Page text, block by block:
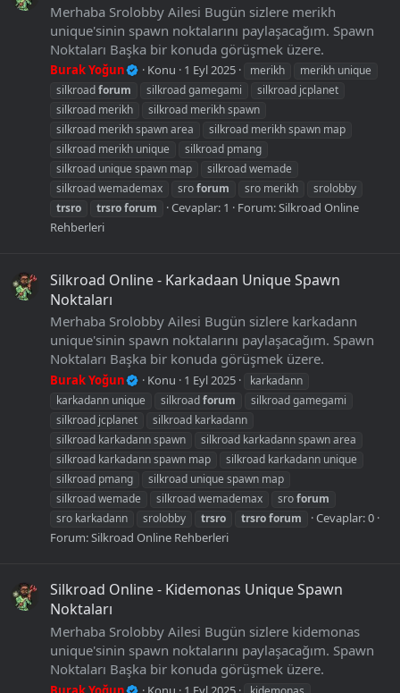
Merhaba Srolobby Ailesi Bugün sizlere merikh
unique'sinin spawn noktalarını paylaşacağım. Spawn
Noktaları Başka bir konuda görüşmek üzere.
Burak Yoğun Konu 1 Eyl 2025 merikh
merikh unique
silkroadforum silkroad gamegami
silkroad jcplanet
silkroad merikh
silkroad merikh spawn
silkroad merikh spawn area
silkroad merikh spawn map
silkroad merikh unique
silkroad pmang
silkroad unique spawn map
silkroad wemade
silkroad wemademax
sroforum sro merikh
srolobby
trsro
trsroforum Cevaplar: 1 Forum:Silkroad Online
Rehberleri
Silkroad Online - Karkadaan Unique Spawn
Noktaları
Merhaba Srolobby Ailesi Bugün sizlere karkadann
unique'sinin spawn noktalarını paylaşacağım. Spawn
Noktaları Başka bir konuda görüşmek üzere.
Burak Yoğun Konu 1 Eyl 2025
karkadann
karkadann unique
silkroadforum
silkroad gamegami
silkroad jcplanet
silkroad karkadann
silkroad karkadann spawn
silkroad karkadann spawn area
silkroad karkadann spawn map
silkroad karkadann unique
silkroad pmang
silkroad unique spawn map
silkroad wemade
silkroad wemademax sroforum
sro karkadann
srolobby trsro trsroforum
Cevaplar: 0
Forum:Silkroad Online Rehberleri
Silkroad Online - Kidemonas Unique Spawn
Noktaları
Merhaba Srolobby Ailesi Bugün sizlere kidemonas
unique'sinin spawn noktalarını paylaşacağım. Spawn
Noktaları Başka bir konuda görüşmek üzere.